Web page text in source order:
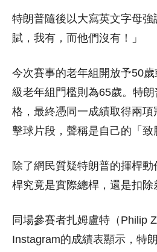
特朗普隨後以大寫英文字母強
賦，我有，而他們沒有！」
今次賽事的老年組開放予50
級老年組門檻則為65歲。特
格，最終憑同一成績取得兩
擊球片段，聲稱是自己的「致
除了網民質疑特朗普的揮桿
桿究竟是實際總桿，還是扣除
同場參賽者扎姆盧特（Philip
Instagram的成績表顯示，特